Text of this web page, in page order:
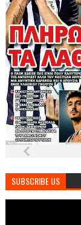
SUBSCRIBE US